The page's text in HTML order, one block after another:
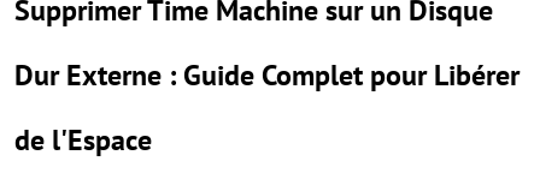
Supprimer Time Machine sur un Disque
Dur Externe : Guide Complet pour Libérer
de l'Espace